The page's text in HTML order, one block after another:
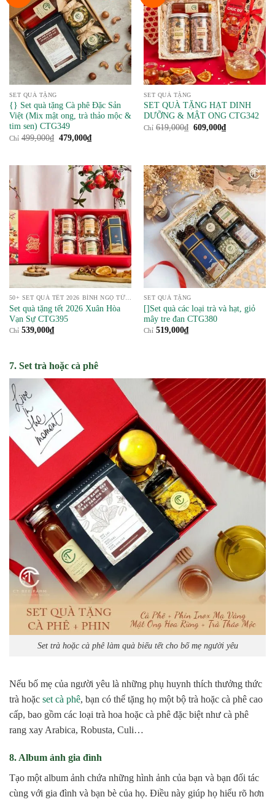
SET QUÀ TẶNG
{} Set quà tặng Cà phê Đặc Sản
Việt (Mix mật ong, trà thảo mộc &
tim sen) CTG349
Chỉ 499,000₫ Giá
479,000₫Giá
479,000₫.
SET QUÀ TẶNG
SET QUÀ TẶNG HẠT DINH
DƯỠNG & MẬT ONG CTG342
Chỉ 619,000₫ Giá
609,000₫Giá
50+ SET QUÀ TẾT 2026 BÍNH NGỌ TỪ NÔNG SẢN
Set quà tặng tết 2026 Xuân Hòa
Vạn Sự CTG395
Chỉ 539,000₫
SET QUÀ TẶNG
[]Set quà các loại trà và hạt, giỏ
mây tre đan CTG380
Chỉ 519,000₫
7. Set trà hoặc cà phê
Set trà hoặc cà phê làm quà biếu tết cho bố mẹ người yêu
Nếu bố mẹ của người yêu là những phụ huynh thích thưởng thức
trà hoặc set cà phê, bạn có thể tặng họ một bộ trà hoặc cà phê cao
cấp, bao gồm các loại trà hoa hoặc cà phê đặc biệt như cà phê
rang xay Arabica, Robusta, Culi…
8. Album ảnh gia đình
Tạo một album ảnh chứa những hình ảnh của bạn và bạn đối tác
cùng với gia đình và bạn bè của họ. Điều này giúp họ hiểu rõ hơn